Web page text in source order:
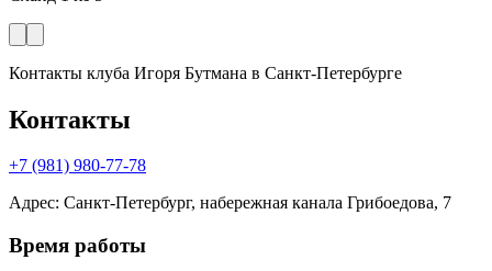
Контакты клуба Игоря Бутмана в Санкт-Петербурге
Контакты
+7 (981) 980-77-78
Адрес: Санкт-Петербург, набережная канала Грибоедова, 7
Время работы